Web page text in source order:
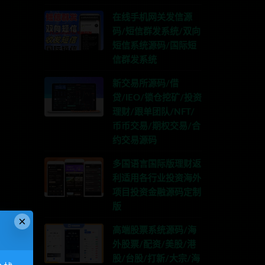
在线手机网关发信源
码/短信群发系统/双向
短信系统源码/国际短
信群发系统
新交易所源码/借
贷/IEO/锁仓挖矿/投资
理财/跟单团队/NFT/
币币交易/期权交易/合
约交易源码
多国语言国际版理财返
利适用各行业投资海外
项目投资金融源码定制
版
高端股票系统源码/海
外股票/配资/美股/港
股/台股/打新/大宗/海
×